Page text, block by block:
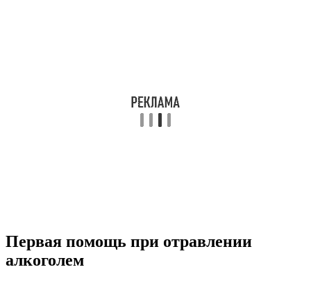
Первая помощь при отравлении
алкоголем